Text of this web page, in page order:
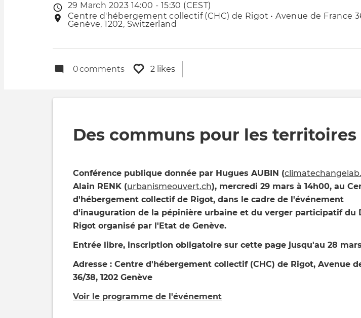
Event
date
29 March 2023 14:00 - 15:30 (CEST)
Event
Centre d'hébergement collectif (CHC) de Rigot • Avenue de France
Genève, 1202, Switzerland
0comments 2 likes
Des communs pour les territoires
Conférence publique donnée par Hugues AUBIN (
Alain RENK (urbanismeouvert.ch), mercredi 29 mars à 14h00, au
d'hébergement collectif de Rigot, dans le cadre de l'événement
d'inauguration de la pépinière urbaine et du verger participatif du
Rigot organisé par l'Etat de Genève.
Entrée libre, inscription obligatoire sur cette page jusqu'au 28
Adresse : Centre d'hébergement collectif (CHC) de Rigot, Avenue
36/38, 1202 Genève
Voir le programme de l'événement